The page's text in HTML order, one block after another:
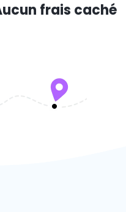
frais caché